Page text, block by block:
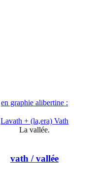
en graphie alibertine :
Lavath + (la,era) Vath
La vallée.
vath / vallée